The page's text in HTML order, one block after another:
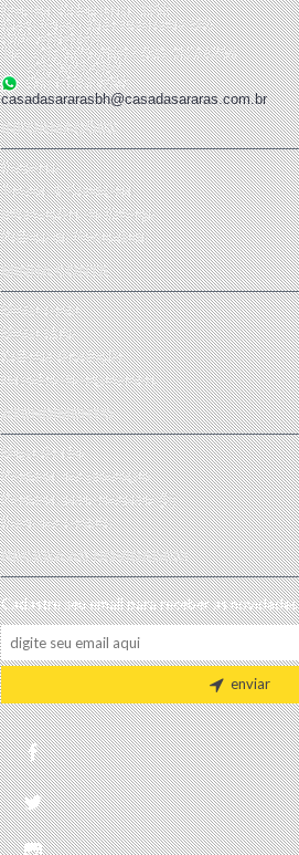
Rua dos Goitacazes, 1152
Barro Preto - Belo Horizonte/ MG
CEP 30190-051
Tel: (31) 3275-2920 / (31) 3272-6754
(31) 3271-6107
(31) 99161-3663
casadasararasbh@casadasararas.com.br
INFORMAÇÕES
Empresa
Termos & Condições
Informações de Entrega
Politica de Privacidade
MINHA CONTA
Minha conta
Minha Lista
Solicitar devolução
Histórico de orçamentos
ATENDIMENTO
Mapa do site
Produtos em promoção
Produtos para comparar (0)
Entre em contato
RECEBA AS NOVIDADES!
Cadastre seu email para receber as novidades
enviar